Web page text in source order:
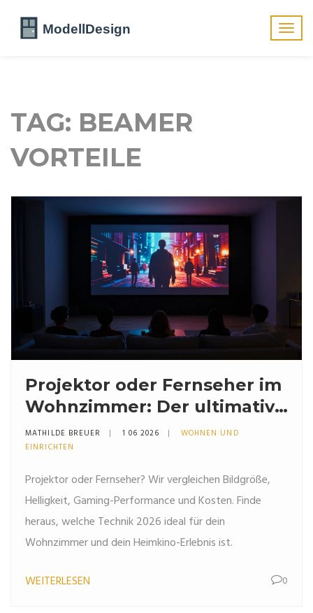
TAG: BEAMER
VORTEILE
Projektor oder Fernseher im
Wohnzimmer: Der ultimative
Vergleich für dein Heimkino
MATHILDE BREUER 1 06 2026
WOHNEN UND
EINRICHTEN
Projektor oder Fernseher? Wir vergleichen Bildgröße,
Helligkeit, Gaming-Performance und Kosten. Finde
heraus, welche Technik 2026 ideal für dein
Wohnzimmer und dein Heimkino-Erlebnis ist.
WEITERLESEN 0